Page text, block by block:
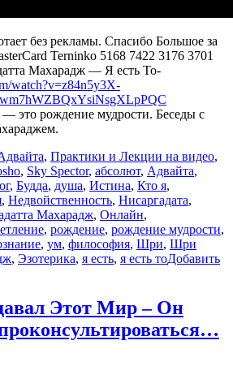
без рекламы. Спасибо Большое за
Terninko 5168 7422 3176 3701
Махарадж — Я есть То-
watch?v=z84n5y3X-
это рождение мудрости. Беседы с
, Практики и Лекции на видео,
, Sky Spector, абсолют, Адвайта,
, Будда, душа, Истина, Кто я,
, Недвойственность, Нисаргадатa,
Махарадж, Онлайн,
, рождение, рождение мудрости,
, ум, философия, Шри, Шри
, Эзотерика, я есть, я есть тоДобавить
Этот Мир – Он